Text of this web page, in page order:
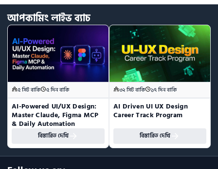
আপকামিংলাইভব্যাচ
৫ সিট বাকি ৫ দিন বাকি
AI-Powered UI/UX Design:
Master Claude, Figma MCP
& Daily Automation
বিস্তারিত দেখি
৩২ সিট বাকি ১৭ দিন বাকি
AI Driven UI UX Design
Career Track Program
বিস্তারিত দেখি